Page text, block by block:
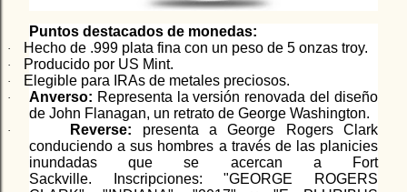
Puntos destacados de monedas:
· Hecho de .999 plata fina con un peso de 5 onzas troy.
· Producido por US Mint.
· Elegible para IRAs de metales preciosos.
· Anverso: Representa la versión renovada del diseño
de John Flanagan, un retrato de George Washington.
· Reverse: presenta a George Rogers Clark
conduciendo a sus hombres a través de las planicies
inundadas que se acercan a Fort
Sackville. Inscripciones: "GEORGE ROGERS